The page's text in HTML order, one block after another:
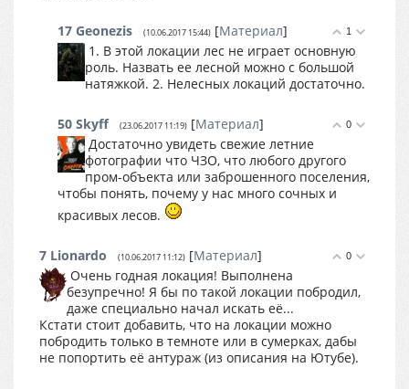
1
17 Geonezis (10.06.2017 15:44) [Материал]
1. В этой локации лес не играет основную
роль. Назвать ее лесной можно с большой
натяжкой. 2. Нелесных локаций достаточно.
0
50 Skyff (23.06.2017 11:19) [Материал]
Достаточно увидеть свежие летние
фотографии что ЧЗО, что любого другого
пром-объекта или заброшенного поселения,
чтобы понять, почему у нас много сочных и
красивых лесов.
0
7 Lionardo (10.06.2017 11:12) [Материал]
Очень годная локация! Выполнена
безупречно! Я бы по такой локации побродил,
даже специально начал искать её...
Кстати стоит добавить, что на локации можно
побродить только в темноте или в сумерках, дабы
не попортить её антураж (из описания на Ютубе).